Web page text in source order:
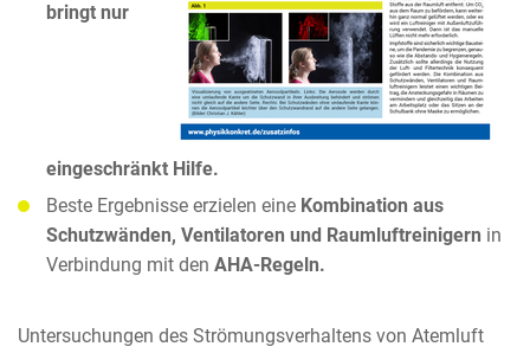
bringt nur
eingeschränkt Hilfe.
Beste Ergebnisse erzielen eine Kombination aus
Schutzwänden, Ventilatoren und Raumluftreinigern in
Verbindung mit den AHA-Regeln.
Untersuchungen des Strömungsverhaltens von Atemluft